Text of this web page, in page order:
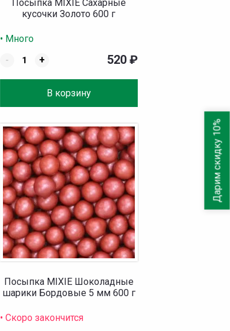
Посыпка MIXIE Сахарные
кусочки Золото 600 г
• Много
-
+
В корзину
520 ₽
Посыпка MIXIE Шоколадные
шарики Бордовые 5 мм 600 г
• Скоро закончится
Дарим скидку 10%